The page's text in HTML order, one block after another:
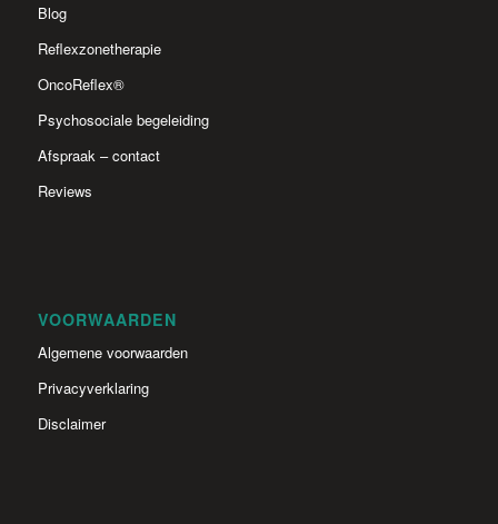
Blog
Reflexzonetherapie
OncoReflex®
Psychosociale begeleiding
Afspraak – contact
Reviews
VOORWAARDEN
Algemene voorwaarden
Privacyverklaring
Disclaimer